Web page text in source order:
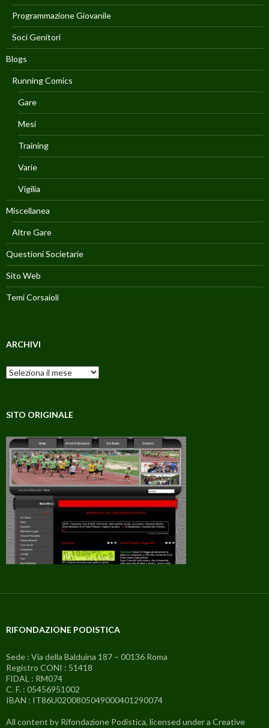
Programmazione Giovanile
Soci Genitori
Blogs
Running Comics
Gare
Mesi
Training
Varie
Vigilia
Miscellanea
Altre Gare
Questioni Societarie
Sito Web
Temi Corsaioli
ARCHIVI
Archivi
SITO ORIGINALE
RIFONDAZIONE PODISTICA
Sede : Via della Balduina 187 – 00136 Roma
Registro CONI : 51418
FIDAL : RM074
C. F. : 05456951002
IBAN : IT86U0200805049000401290074
All content by Rifondazione Podistica, licensed under a Creative